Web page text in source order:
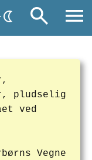
pludselig
ved
Vegne